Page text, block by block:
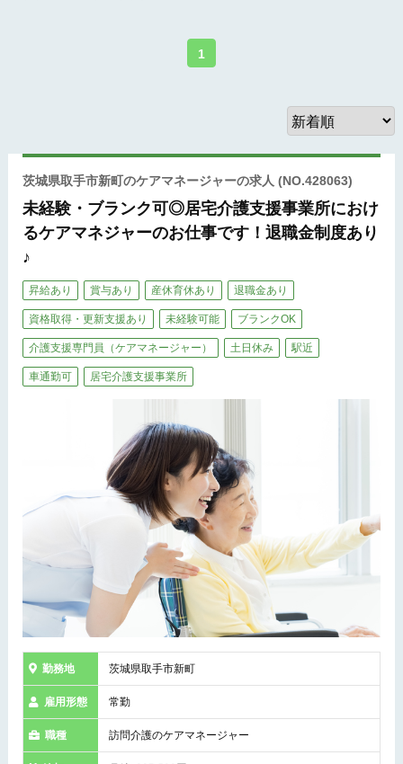
1
茨城県取手市新町のケアマネージャーの求人 (NO.428063)
未経験・ブランク可◎居宅介護支援事業所におけ
るケアマネジャーのお仕事です！退職金制度あり
♪
昇給あり 賞与あり 産休育休あり 退職金あり
資格取得・更新支援あり 未経験可能 ブランクOK
介護支援専門員（ケアマネージャー） 土日休み 駅近
車通勤可 居宅介護支援事業所
勤務地 茨城県取手市新町
雇用形態 常勤
職種 訪問介護のケアマネージャー